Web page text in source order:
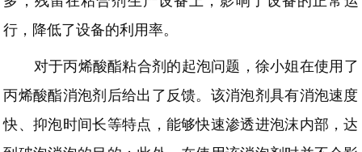
行，降低了设备的利用率。
对于丙烯酸酯粘合剂的起泡问题，徐小姐在使用了
丙烯酸酯消泡剂后给出了反馈。该消泡剂具有消泡速度
快、抑泡时间长等特点，能够快速渗透进泡沫内部，达